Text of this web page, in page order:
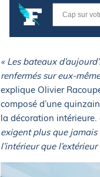
« Les bateaux
renfermés sur eux-
explique Olivier
composé d’une
la décoration intérieure.
exigent plus que jamais
l’intérieur que